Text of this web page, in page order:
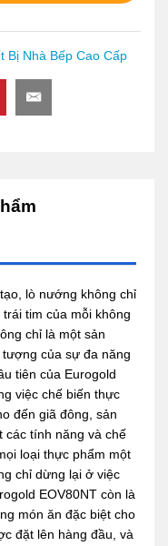
Bị Nhà Bếp Cao Cấp
lò nướng không chỉ
tim của mỗi không
chỉ là một sản
của sự đa năng
tiên của Eurogold
việc chế biến thực
đến giã đông, sản
các tính năng và chế
loại thực phẩm một
chỉ dừng lại ở việc
EOV80NT còn là
món ăn đặc biệt cho
đặt lên hàng đầu, và